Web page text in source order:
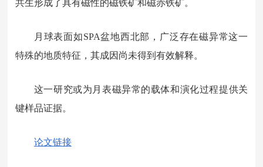
共生形成了具有磁性的磁铁矿和磁赤铁矿。
月球表面如SPA盆地西北部，广泛存在磁异常这一
特殊的地质特征，其成因尚未得到有效解释。
这一研究或为月表磁异常的载体和演化过程提供关
键样品证据。
论文链接